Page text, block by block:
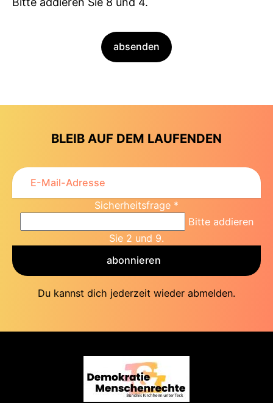
absenden
BLEIB AUF DEM LAUFENDEN
Sicherheitsfrage *
Bitte addieren
Sie 2 und 9.
abonnieren
Du kannst dich jederzeit wieder abmelden.